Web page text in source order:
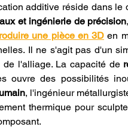
CRÉALITY SPARK X I7
PRINT
additive réside dans le
et ingénierie de précision
une pièce en 3D en
Il ne s'agit pas d'un
l'alliage. La capacité de
ouvre des possibilités
, l'ingénieur
thermique pour